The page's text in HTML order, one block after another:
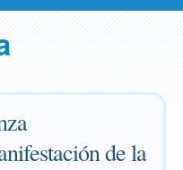
de la